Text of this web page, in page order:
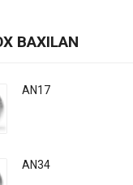
BAXILAN
AN17
AN34